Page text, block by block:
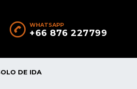
WHATSAPP
+66 876 227799
DE IDA